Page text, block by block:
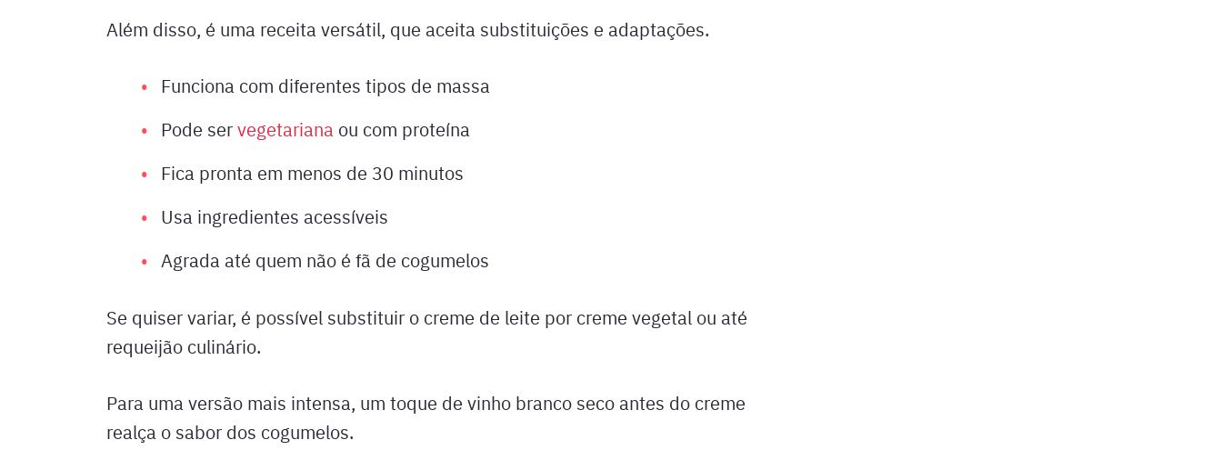
Além disso, é uma receita versátil, que aceita substituições e adaptações.
Funciona com diferentes tipos de massa
Pode servegetariana ou com proteína
Fica pronta em menos de 30 minutos
Usa ingredientes acessíveis
Agrada até quem não é fã de cogumelos
Se quiser variar, é possível substituir o creme de leite por creme vegetal ou até
requeijão culinário.
Para uma versão mais intensa, um toque de vinho branco seco antes do creme
realça o sabor dos cogumelos.